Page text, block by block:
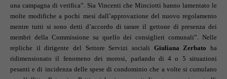
una campagna di verifica”. Sia Vincenti che Minciotti hanno lamentato le
molte modifiche a pochi mesi dall’approvazione del nuovo regolamento
mentre tutti si sono detti d’accordo di tarare il gettone di presenza dei
membri della Commissione su quello dei consiglieri comunali”. Nelle
repliche il dirigente del Settore Servizi sociali Giuliana Zerbato
ha
ridimensionato il fenomeno dei morosi, parlando di 4 o 5 situazioni
pesanti e di incidenza delle spese di condominio che a volte si cumulano